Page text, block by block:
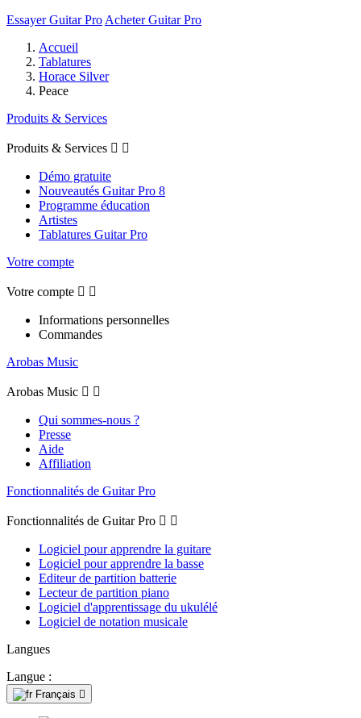
Essayer Guitar Pro Acheter Guitar Pro
Accueil
Tablatures
Horace Silver
Peace
Produits & Services
Produits & Services  
Démo gratuite
Nouveautés Guitar Pro 8
Programme éducation
Artistes
Tablatures Guitar Pro
Votre compte
Votre compte  
Informations personnelles
Commandes
Arobas Music
Arobas Music  
Qui sommes-nous ?
Presse
Aide
Affiliation
Fonctionnalités de Guitar Pro
Fonctionnalités de Guitar Pro  
Logiciel pour apprendre la guitare
Logiciel pour apprendre la basse
Editeur de partition batterie
Lecteur de partition piano
Logiciel d'apprentissage du ukulélé
Logiciel de notation musicale
Langues
Langue :
Français 